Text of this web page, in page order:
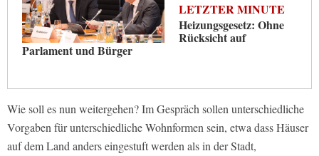
LETZTER MINUTE
Heizungsgesetz: Ohne
Rücksicht auf
Parlament und Bürger
Wie soll es nun weitergehen? Im Gespräch sollen unterschiedliche
Vorgaben für unterschiedliche Wohnformen sein, etwa dass Häuser
auf dem Land anders eingestuft werden als in der Stadt,